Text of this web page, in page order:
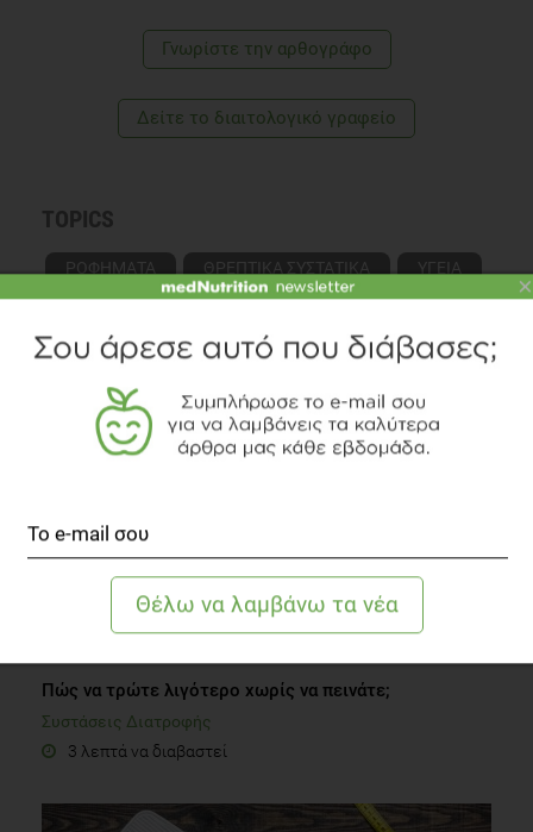
Γνωρίστε την αρθογράφο
Δείτε το διαιτολογικό γραφείο
TOPICS
ΡΟΦΗΜΑΤΑ ΘΡΕΠΤΙΚΑ ΣΥΣΤΑΤΙΚΑ ΥΓΕΙΑ
ΔΙΑΒΑΣΤΕ ΑΚΟΜΗ
Πώς να τρώτε λιγότερο χωρίς να πεινάτε;
Συστάσεις Διατροφής
3 λεπτά να διαβαστεί
×